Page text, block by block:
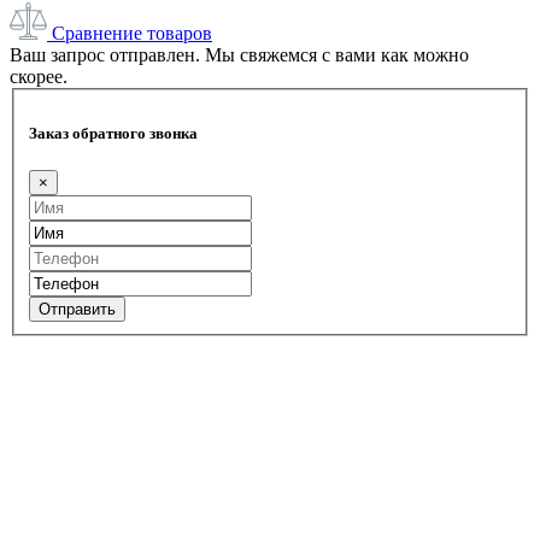
Сравнение товаров
Ваш запрос отправлен. Мы свяжемся с вами как можно
скорее.
Заказ обратного звонка
×
Отправить